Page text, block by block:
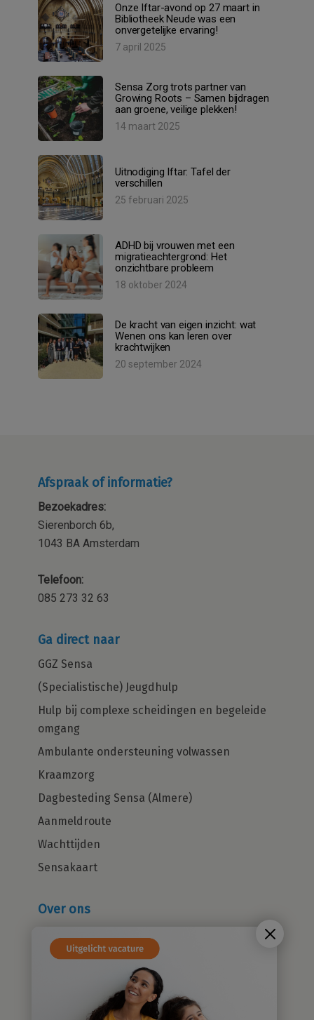
Onze Iftar-avond op 27 maart in
Bibliotheek Neude was een
onvergetelijke ervaring!
7 april 2025
Sensa Zorg trots partner van
Growing Roots – Samen bijdragen
aan groene, veilige plekken!
14 maart 2025
Uitnodiging Iftar: Tafel der
verschillen
25 februari 2025
ADHD bij vrouwen met een
migratieachtergrond: Het
onzichtbare probleem
18 oktober 2024
De kracht van eigen inzicht: wat
Wenen ons kan leren over
krachtwijken
20 september 2024
Afspraak of informatie?
Bezoekadres:
Sierenborch 6b,
1043 BA Amsterdam
Telefoon:
085 273 32 63
Ga direct naar
GGZ Sensa
(Specialistische) Jeugdhulp
Hulp bij complexe scheidingen en begeleide
omgang
Ambulante ondersteuning volwassen
Kraamzorg
Dagbesteding Sensa (Almere)
Aanmeldroute
Wachttijden
Sensakaart
Over ons
Cliëntenraad
Sensatieve methodiek